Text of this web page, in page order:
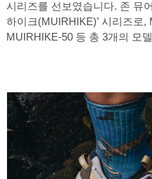
시리즈를 선보였습니다. 존 뮤
하이크(MUIRHIKE)’ 시리즈로